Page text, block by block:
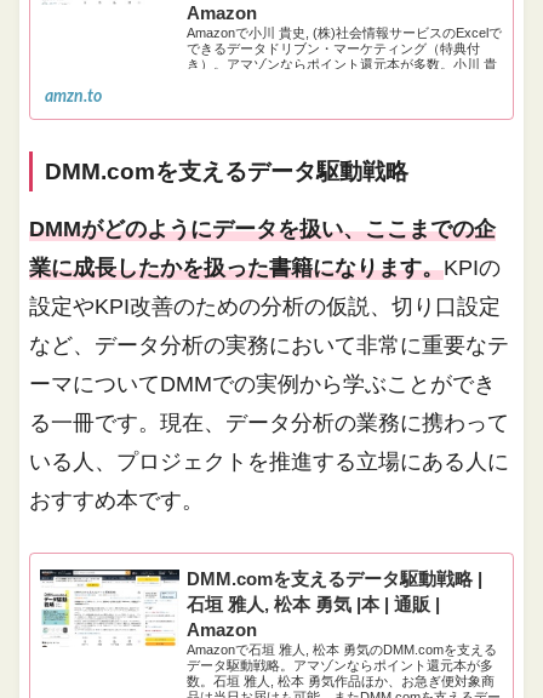
Amazon
Amazonで小川 貴史, (株)社会情報サービスのExcelで
できるデータドリブン・マーケティング（特典付
き）。アマゾンならポイント還元本が多数。小川 貴
amzn.to
DMM.comを支えるデータ駆動戦略
DMMがどのようにデータを扱い、ここまでの企
業に成長したかを扱った書籍になります。KPIの
設定やKPI改善のための分析の仮説、切り口設定
など、データ分析の実務において非常に重要なテ
ーマについてDMMでの実例から学ぶことができ
る一冊です。現在、データ分析の業務に携わって
いる人、プロジェクトを推進する立場にある人に
おすすめ本です。
DMM.comを支えるデータ駆動戦略 |
石垣 雅人, 松本 勇気 |本 | 通販 |
Amazon
Amazonで石垣 雅人, 松本 勇気のDMM.comを支える
データ駆動戦略。アマゾンならポイント還元本が多
数。石垣 雅人, 松本 勇気作品ほか、お急ぎ便対象商